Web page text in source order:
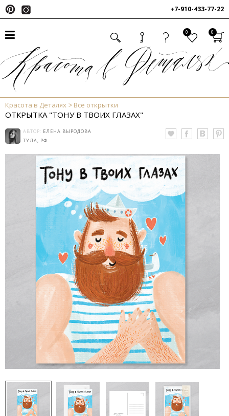
+7-910-433-77-22
0 0
Красота в Деталях Все открытки
ОТКРЫТКА "ТОНУ В ТВОИХ ГЛАЗАХ"
АВТОР: ЕЛЕНА ВЫРОДОВА
ТУЛА, РФ